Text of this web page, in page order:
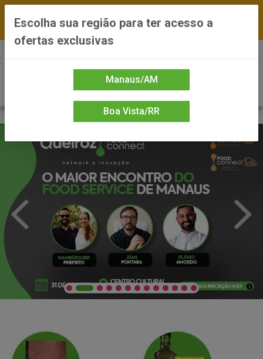
*Preços exclusivos do site — Entrega em até 24h
Escolha sua região para ter acesso a
ofertas exclusivas
Manaus/AM
Boa Vista/RR